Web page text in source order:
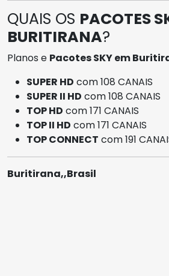
QUAIS OS PACOTES
BURITIRANA?
Planos e Pacotes SKY em
SUPER HD com 108 CANAIS
SUPER II HD com 108 CANAIS
TOP HD com 171 CANAIS
TOP II HD com 171 CANAIS
TOP CONNECT com 191
Buritirana,,Brasil